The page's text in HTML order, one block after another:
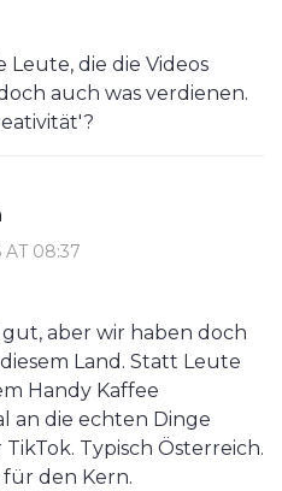
die die Videos
auch was verdienen.
AT 08:37
gut, aber wir haben doch
Land. Statt Leute
Handy Kaffee
an die echten Dinge
Typisch Österreich.
für den Kern.